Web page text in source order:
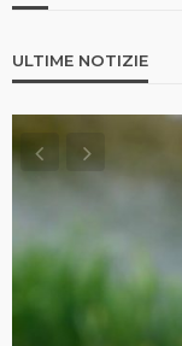
ULTIME NOTIZIE